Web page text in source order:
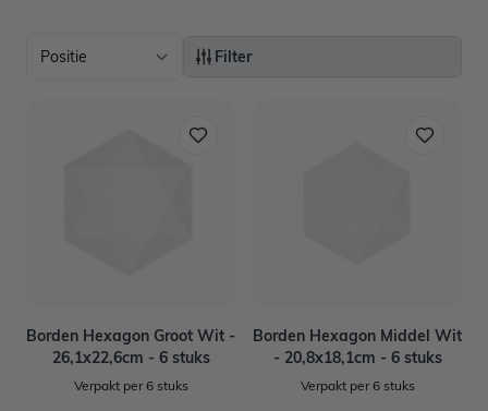
Filter
Borden Hexagon Groot Wit -
26,1x22,6cm - 6 stuks
Verpakt per 6 stuks
Borden Hexagon Middel Wit
- 20,8x18,1cm - 6 stuks
Verpakt per 6 stuks